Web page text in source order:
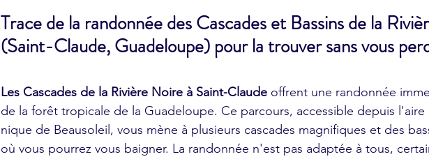
Trace de la randonnée des Cascades et Bassins de la
(Saint-Claude, Guadeloupe) pour la trouver sans vous
Les Cascades de la Rivière Noire à Saint-Claude offrent une randonnée
de la forêt tropicale de la Guadeloupe. Ce parcours, accessible depuis
nique de Beausoleil, vous mène à plusieurs cascades magnifiques et des
où vous pourrez vous baigner. La randonnée n'est pas adaptée à tous,